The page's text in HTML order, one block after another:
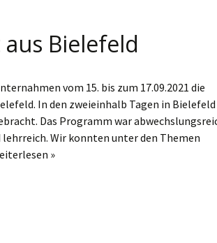
Bielefeld
vom 15. bis zum 17.09.2021 die
In den zweieinhalb Tagen in Bielefeld
Das Programm war
lehrreich. Wir konnten unter den Themen
»